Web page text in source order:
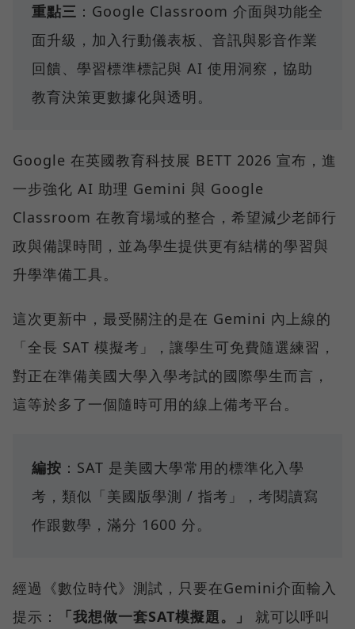
重點三 ：Google Classroom 介面與功能全
面升級，加入行動儀表板、音訊與影音作業
回饋、學習標準標記與 AI 使用洞察，協助
教育決策更數據化與透明。
Google 在英國教育科技展 BETT 2026 宣布，進
一步強化 AI 助理 Gemini 與 Google
Classroom 在教育場域的整合，希望減少老師行
政與備課時間，並為學生提供更有結構的學習與
升學準備工具。
這次更新中，最受關注的是在 Gemini 內上線的
「全長 SAT 模擬考」，讓學生可免費隨選練習，
對正在準備美國大學入學考試的國際學生而言，
這等於多了一個隨時可用的線上備考平台。
編按 ：SAT 是美國大學常用的標準化入學
考，類似「美國版學測 / 指考」，考閱讀寫
作跟數學，滿分 1600 分。
經過《數位時代》測試，只要在Gemini介面輸入
提示：
「我想做一套SAT模擬題。」
就可以呼叫